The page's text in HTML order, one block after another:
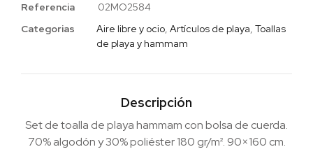
Referencia
02MO2584
Categorias
Aire libre y ocio, Artículos de playa, Toallas
de playa y hammam
Descripción
Set de toalla de playa hammam con bolsa de cuerda.
70% algodón y 30% poliéster 180 gr/m². 90×160 cm.